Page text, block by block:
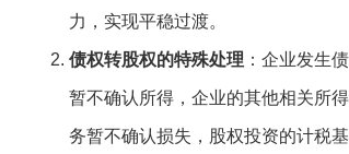
力，实现平稳过渡。
债权转股权的特殊处理 ：企业发生
暂不确认所得，企业的其他相关所
务暂不确认损失，股权投资的计税